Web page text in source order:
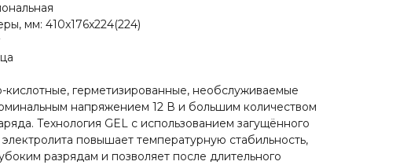
мм: 410x176x224(224)
кислотные, герметизированные, необслуживаемые
напряжением 12 В и большим количеством
Технология GEL с использованием загущённого
электролита повышает температурную стабильность,
разрядам и позволяет после длительного